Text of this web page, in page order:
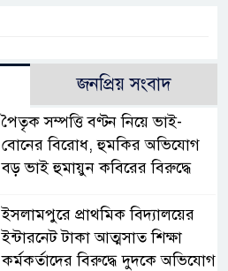
জনপ্রিয় সংবাদ
পৈতৃক সম্পত্তি বণ্টন নিয়ে ভাই-
বোনের বিরোধ, হুমকির অভিযোগ
বড় ভাই হুমায়ুন কবিরের বিরুদ্ধে
​ইসলামপুরে প্রাথমিক বিদ্যালয়ের
ইন্টারনেট টাকা আত্মসাত শিক্ষা
কর্মকর্তাদের বিরুদ্ধে দুদকে অভিযোগ